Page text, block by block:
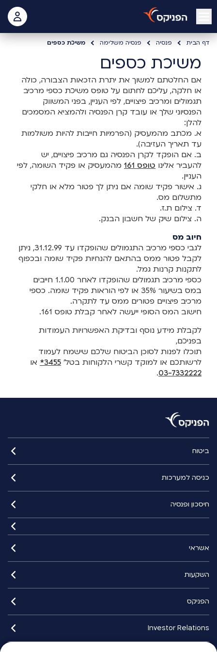
open mobile menu
דף הבית פנסיה פנסיה משלימה משיכת כספים
משיכת כספים
אם החלטתם למשוך את יתרת הזכאות הצבורה, כולה
או חלקה, עליכם לחתום על טופס משיכת כספי מרכיב
תגמולים ומרכיב פיצויים, לפי העניין, בפני המשווק
הפנסיוני שלך או עובד קרן הפנסיה ולהמציא המסמכים
להלן:
א. מכתב מהמעסיק (הפרמיות חייבות להיות משולמות
עד תאריך העזיבה).
ב. אם הופקד לקרן הפנסיה גם מרכיב פיצויים, יש
להעביר אלינו טופס 161
מהמעסיק או פקיד השומה, לפי
העניין.
ג. אישור פקיד שומה אם ניתן לך פטור מלא או חלקי
מתשלום מס.
ד. צילום ת.ז.
ה. צילום שיק של חשבון הבנק.
חיוב מס
לגבי כספי מרכיב התגמולים שהופקדו עד 31.12.99, ניתן
לקבל פטור ממס בהתאם להנחיות פקיד שומה ובכפוף
לתקנות קרנות גמל.
כספי מרכיב תגמולים שהופקדו לאחר 1.1.00 חייבים
במס בשיעור 35% או לפי הוראות פקיד שומה. כספי
מרכיב פיצויים פטורים ממס עד לתקרה.
חישוב המס הסופי ייעשה לאחר קבלת טופס 161.
לקבלת מידע נוסף ובדיקת האפשרויות העמודות
בפניכם,
תוכלו לפנות לסוכן הביטוח שלכם שישמח לעמוד
לרשותכם או למוקד קשרי הלקוחות בטל' 3455*
או
03-7332222
.
ביטוח
כניסה למערכות
חיסכון ופנסיה
אשראי
השקעות
הפניקס
Investor Relations